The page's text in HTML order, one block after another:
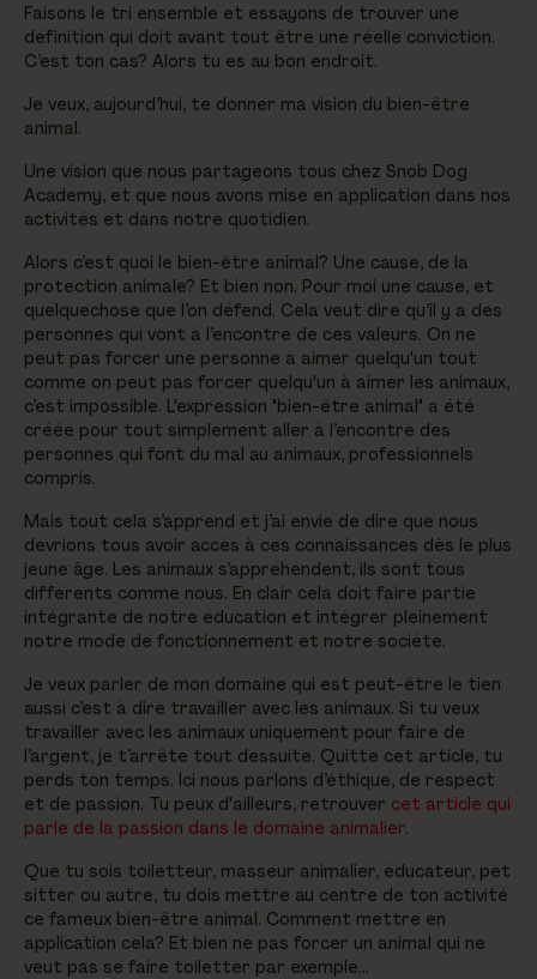
Faisons le tri ensemble et essayons de trouver une
définition qui doit avant tout être une réelle conviction.
C’est ton cas? Alors tu es au bon endroit.
Je veux, aujourd’hui, te donner ma vision du bien-être
animal.
Une vision que nous partageons tous chez Snob Dog
Academy, et que nous avons mise en application dans nos
activités et dans notre quotidien.
Alors c’est quoi le bien-être animal? Une cause, de la
protection animale? Et bien non. Pour moi une cause, et
quelquechose que l’on défend. Cela veut dire qu’il y a des
personnes qui vont à l’encontre de ces valeurs. On ne
peut pas forcer une personne à aimer quelqu'un tout
comme on peut pas forcer quelqu'un à aimer les animaux,
c’est impossible. L'expression "bien-être animal" a été
créée pour tout simplement aller à l’encontre des
personnes qui font du mal au animaux, professionnels
compris.
Mais tout cela s’apprend et j’ai envie de dire que nous
devrions tous avoir accès à ces connaissances dès le plus
jeune âge. Les animaux s’appréhendent, ils sont tous
différents comme nous. En clair cela doit faire partie
intégrante de notre éducation et intégrer pleinement
notre mode de fonctionnement et notre société.
Je veux parler de mon domaine qui est peut-être le tien
aussi c’est à dire travailler avec les animaux. Si tu veux
travailler avec les animaux uniquement pour faire de
l’argent, je t’arrête tout dessuite. Quitte cet article, tu
perds ton temps. Ici nous parlons d’éthique, de respect
et de passion. Tu peux d'ailleurs, retrouver cet article qui
parle de la passion dans le domaine animalier.
Que tu sois toiletteur, masseur animalier, éducateur, pet
sitter ou autre, tu dois mettre au centre de ton activité
ce fameux bien-être animal. Comment mettre en
application cela? Et bien ne pas forcer un animal qui ne
veut pas se faire toiletter par exemple...